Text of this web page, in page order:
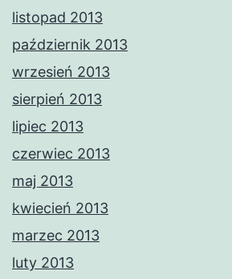
listopad 2013
październik 2013
wrzesień 2013
sierpień 2013
lipiec 2013
czerwiec 2013
maj 2013
kwiecień 2013
marzec 2013
luty 2013